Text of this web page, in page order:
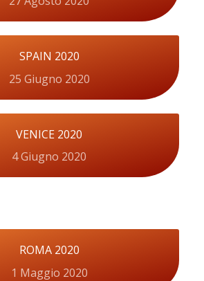
SPAIN 2020
25 Giugno 2020
VENICE 2020
4 Giugno 2020
ROMA 2020
1 Maggio 2020